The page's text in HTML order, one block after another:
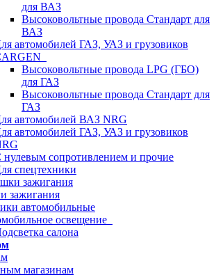
для ВАЗ
Высоковольтные провода Стандарт для
ВАЗ
автомобилей ГАЗ, УАЗ и грузовиков
Высоковольтные провода LPG (ГБО)
для ГАЗ
Высоковольтные провода Стандарт для
ГАЗ
автомобилей ВАЗ NRG
автомобилей ГАЗ, УАЗ и грузовиков
нулевым сопротивлением и прочие
спецтехники
зажигания
зажигания
автомобильные
освещение
салона
магазинам